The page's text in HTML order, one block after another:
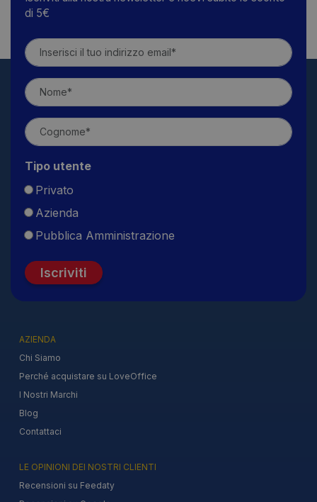
di 5€
Tipo utente
Privato
Azienda
Pubblica Amministrazione
Iscriviti
AZIENDA
Chi Siamo
Perché acquistare su LoveOffice
I Nostri Marchi
Blog
Contattaci
LE OPINIONI DEI NOSTRI CLIENTI
Recensioni su Feedaty